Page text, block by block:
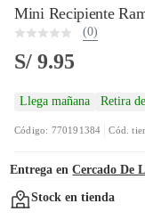
Mini Recipiente
(0)
S/ 9.95
Llega mañana Retira
Código: 770191384 Cód.
Entrega en Cercado De
Stock en tienda